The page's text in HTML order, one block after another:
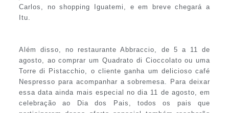
Carlos, no shopping Iguatemi, e em breve chegará a
Itu.
Além disso, no restaurante Abbraccio, de 5 a 11 de
agosto, ao comprar um Quadrato di Cioccolato ou uma
Torre di Pistacchio, o cliente ganha um delicioso café
Nespresso para acompanhar a sobremesa. Para deixar
essa data ainda mais especial no dia 11 de agosto, em
celebração ao Dia dos Pais, todos os pais que